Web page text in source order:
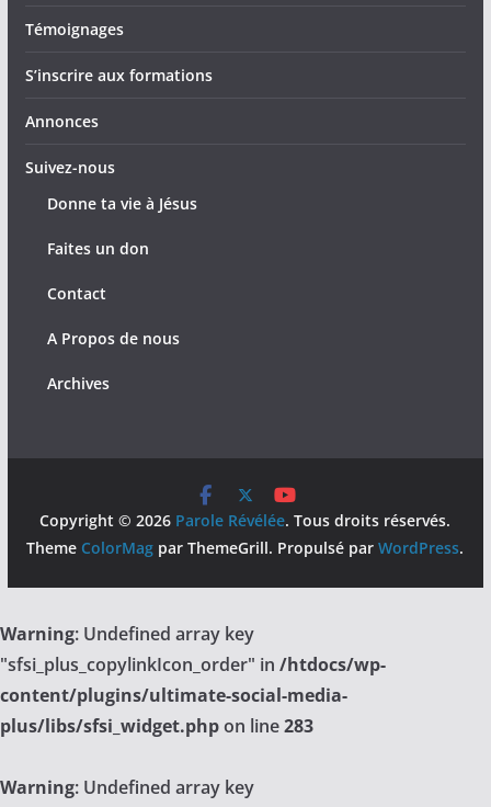
Témoignages
S’inscrire aux formations
Annonces
Suivez-nous
Donne ta vie à Jésus
Faites un don
Contact
A Propos de nous
Archives
Copyright © 2026 Parole Révélée. Tous droits réservés.
Theme ColorMag par ThemeGrill. Propulsé parWordPress.
Warning: Undefined array key
"sfsi_plus_copylinkIcon_order" in /htdocs/wp-
content/plugins/ultimate-social-media-
plus/libs/sfsi_widget.phpon line283
Warning: Undefined array key